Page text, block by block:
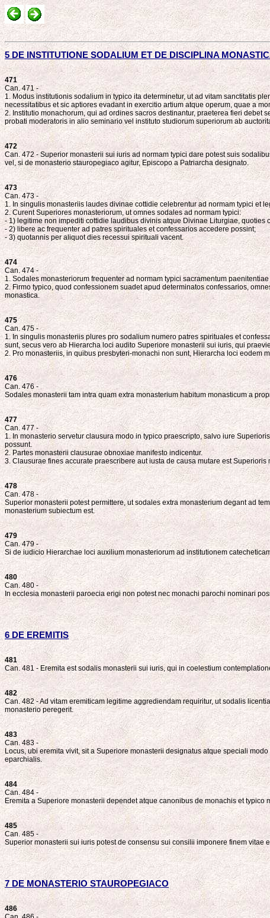
5 DE INSTITUTIONE SODALIUM ET DE DISCIPLINA
471
Can. 471 -
1. Modus institutionis sodalium in typico ita determinetur, ut ad vitam sanctitatis
necessitatibus et sic aptiores evadant in exercitio artium atque operum, quae a
2. Institutio monachorum, qui ad ordines sacros destinantur, praeterea fieri debet
probati moderatoris in alio seminario vel instituto studiorum superiorum ab
472
Can. 472 - Superior monasterii sui iuris ad normam typici dare potest suis
vel, si de monasterio stauropegiaco agitur, Episcopo a Patriarcha designato.
473
Can. 473 -
1. In singulis monasteriis laudes divinae cottidie celebrentur ad normam typici et
2. Curent Superiores monasteriorum, ut omnes sodales ad normam typici:
- 1) legitime non impediti cottidie laudibus divinis atque Divinae Liturgiae,
- 2) libere ac frequenter ad patres spirituales et confessarios accedere possint;
- 3) quotannis per aliquot dies recessui spirituali vacent.
474
Can. 474 -
1. Sodales monasteriorum frequenter ad normam typici sacramentum
2. Firmo typico, quod confessionem suadet apud determinatos confessarios,
monastica.
475
Can. 475 -
1. In singulis monasteriis plures pro sodalium numero patres spirituales et
sunt, secus vero ab Hierarcha loci audito Superiore monasterii sui iuris, qui
2. Pro monasteriis, in quibus presbyteri-monachi non sunt, Hierarcha loci
476
Can. 476 -
Sodales monasterii tam intra quam extra monasterium habitum monasticum a
477
Can. 477 -
1. In monasterio servetur clausura modo in typico praescripto, salvo iure
possunt.
2. Partes monasterii clausurae obnoxiae manifesto indicentur.
3. Clausurae fines accurate praescribere aut iusta de causa mutare est
478
Can. 478 -
Superior monasterii potest permittere, ut sodales extra monasterium degant ad
monasterium subiectum est.
479
Can. 479 -
Si de iudicio Hierarchae loci auxilium monasteriorum ad institutionem
480
Can. 480 -
In ecclesia monasterii paroecia erigi non potest nec monachi parochi nominari
6 DE EREMITIS
481
Can. 481 - Eremita est sodalis monasterii sui iuris, qui in coelestium
482
Can. 482 - Ad vitam eremiticam legitime aggrediendam requiritur, ut sodalis
monasterio peregerit.
483
Can. 483 -
Locus, ubi eremita vivit, sit a Superiore monasterii designatus atque speciali
eparchialis.
484
Can. 484 -
Eremita a Superiore monasterii dependet atque canonibus de monachis et typico
485
Can. 485 -
Superior monasterii sui iuris potest de consensu sui consilii imponere finem vitae
7 DE MONASTERIO STAUROPEGIACO
486